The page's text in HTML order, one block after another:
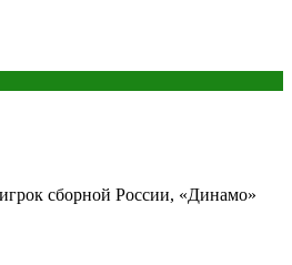
сборной России, «Динамо»